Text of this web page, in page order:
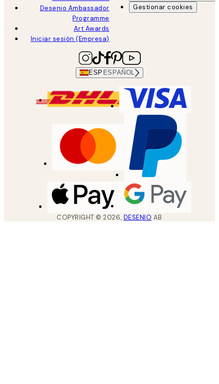
Desenio Ambassador
Programme
Art Awards
Iniciar sesión (Empresa)
Gestionar cookies
ESP ESPAÑOL
COPYRIGHT ©2026, DESENIO AB